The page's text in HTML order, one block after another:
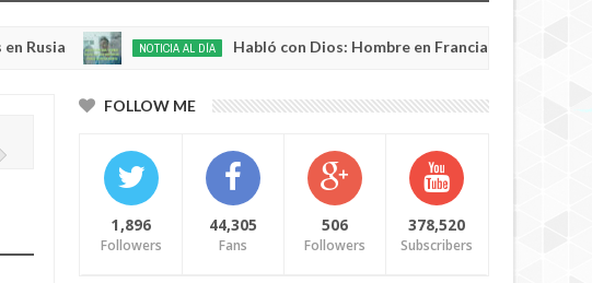
NOTICIA AL DÍA Habló con Dios: Hombre en Francia volvió a la vida después
FOLLOW ME
1,896
Followers
44,305
Fans
506
Followers
378,520
Subscribers